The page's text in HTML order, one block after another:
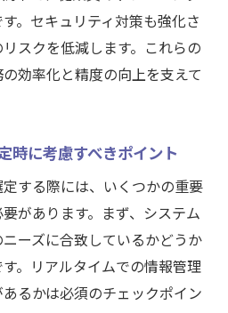
実現する柔軟な業務スタイ
を選ぶためのチェックポイ
。セキュリティ対策も強化さ
スクを低減します。これらの
効率化と精度の向上を支えて
時に考慮すべきポイント
する際には、いくつかの重要
があります。まず、システム
ーズに合致しているかどうか
。リアルタイムでの情報管理
るかは必須のチェックポイン